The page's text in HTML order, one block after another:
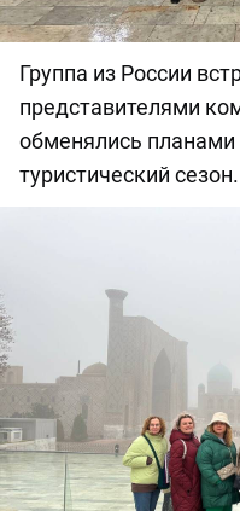
Группа из России
представителями
обменялись
туристический сезон.